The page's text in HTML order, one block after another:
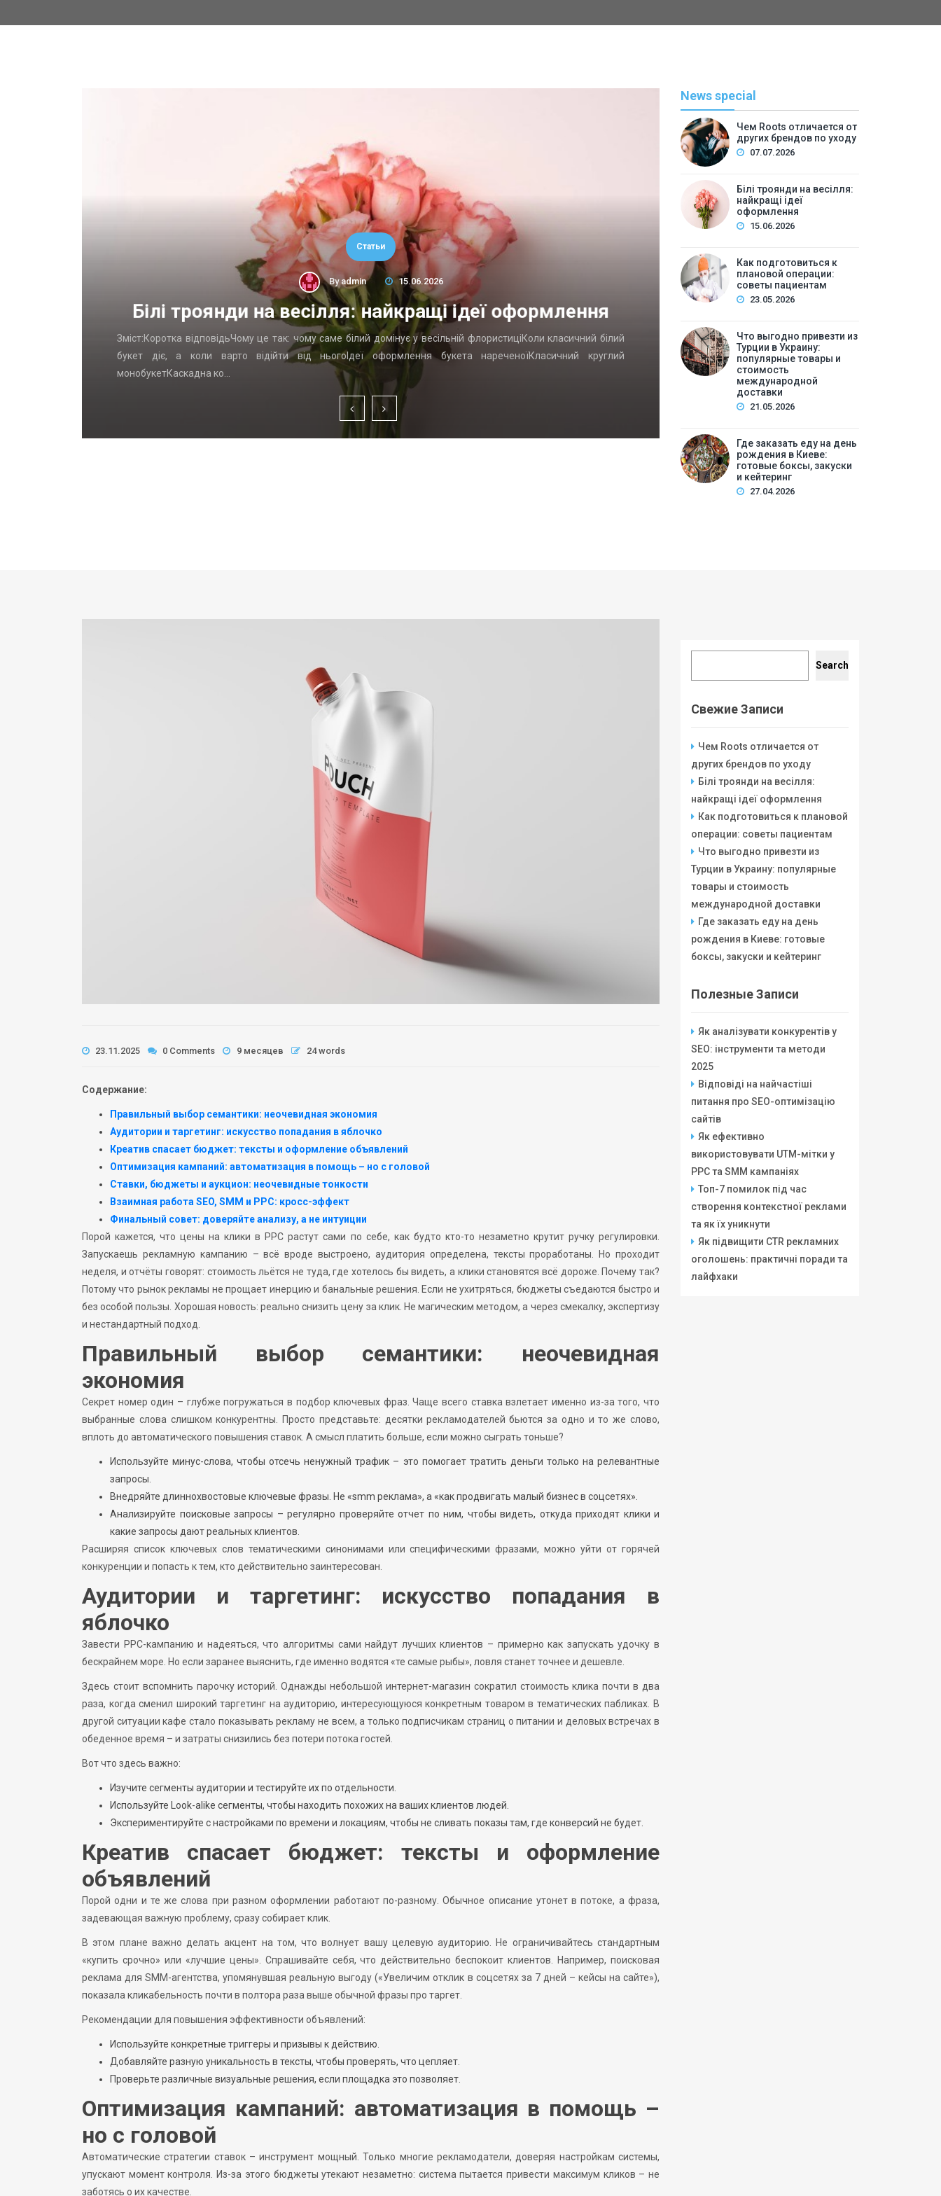
Статьи
By admin 15.06.2026
Білі троянди на весілля: найкращі ідеї оформлення
Зміст:Коротка відповідьЧому це так: чому саме білий домінує у весільній флористиціКоли класичний білий
букет діє, а коли варто відійти від ньогоІдеї оформлення букета нареченоїКласичний круглий
монобукетКаскадна ко…
Как подготовиться к
Содержание:Почему подготовка к операции —
операцииДиагностический этап: что нужно
продолжатьПитание и режим перед опер…
News special
Чем Roots отличается от
других брендов по уходу
07.07.2026
Білі троянди на весілля:
найкращі ідеї
оформлення
15.06.2026
Как подготовиться к
плановой операции:
советы пациентам
23.05.2026
Что выгодно привезти из
Турции в Украину:
популярные товары и
стоимость
международной
доставки
21.05.2026
Где заказать еду на день
рождения в Киеве:
готовые боксы, закуски
и кейтеринг
27.04.2026
23.11.2025 0 Comments 9 месяцев 24 words
Содержание:
Правильный выбор семантики: неочевидная экономия
Аудитории и таргетинг: искусство попадания в яблочко
Креатив спасает бюджет: тексты и оформление объявлений
Оптимизация кампаний: автоматизация в помощь – но с головой
Ставки, бюджеты и аукцион: неочевидные тонкости
Взаимная работа SEO, SMM и PPC: кросс-эффект
Финальный совет: доверяйте анализу, а не интуиции
Порой кажется, что цены на клики в PPC растут сами по себе, как будто кто-то незаметно крутит ручку регулировки.
Запускаешь рекламную кампанию – всё вроде выстроено, аудитория определена, тексты проработаны. Но проходит
неделя, и отчёты говорят: стоимость льётся не туда, где хотелось бы видеть, а клики становятся всё дороже. Почему так?
Потому что рынок рекламы не прощает инерцию и банальные решения. Если не ухитряться, бюджеты съедаются быстро и
без особой пользы. Хорошая новость: реально снизить цену за клик. Не магическим методом, а через смекалку, экспертизу
и нестандартный подход.
Правильный выбор семантики: неочевидная
экономия
Секрет номер один – глубже погружаться в подбор ключевых фраз. Чаще всего ставка взлетает именно из-за того, что
выбранные слова слишком конкурентны. Просто представьте: десятки рекламодателей бьются за одно и то же слово,
вплоть до автоматического повышения ставок. А смысл платить больше, если можно сыграть тоньше?
Используйте минус-слова, чтобы отсечь ненужный трафик – это помогает тратить деньги только на релевантные
запросы.
Внедряйте длиннохвостовые ключевые фразы. Не «smm реклама», а «как продвигать малый бизнес в соцсетях».
Анализируйте поисковые запросы – регулярно проверяйте отчет по ним, чтобы видеть, откуда приходят клики и
какие запросы дают реальных клиентов.
Расширяя список ключевых слов тематическими синонимами или специфическими фразами, можно уйти от горячей
конкуренции и попасть к тем, кто действительно заинтересован.
Аудитории и таргетинг: искусство попадания в
яблочко
Завести PPC-кампанию и надеяться, что алгоритмы сами найдут лучших клиентов – примерно как запускать удочку в
бескрайнем море. Но если заранее выяснить, где именно водятся «те самые рыбы», ловля станет точнее и дешевле.
Здесь стоит вспомнить парочку историй. Однажды небольшой интернет-магазин сократил стоимость клика почти в два
раза, когда сменил широкий таргетинг на аудиторию, интересующуюся конкретным товаром в тематических пабликах. В
другой ситуации кафе стало показывать рекламу не всем, а только подписчикам страниц о питании и деловых встречах в
обеденное время – и затраты снизились без потери потока гостей.
Вот что здесь важно:
Изучите сегменты аудитории и тестируйте их по отдельности.
Используйте Look-alike сегменты, чтобы находить похожих на ваших клиентов людей.
Экспериментируйте с настройками по времени и локациям, чтобы не сливать показы там, где конверсий не будет.
Креатив спасает бюджет: тексты и оформление
объявлений
Порой одни и те же слова при разном оформлении работают по-разному. Обычное описание утонет в потоке, а фраза,
задевающая важную проблему, сразу собирает клик.
В этом плане важно делать акцент на том, что волнует вашу целевую аудиторию. Не ограничивайтесь стандартным
«купить срочно» или «лучшие цены». Спрашивайте себя, что действительно беспокоит клиентов. Например, поисковая
реклама для SMM-агентства, упомянувшая реальную выгоду («Увеличим отклик в соцсетях за 7 дней – кейсы на сайте»),
показала кликабельность почти в полтора раза выше обычной фразы про таргет.
Рекомендации для повышения эффективности объявлений:
Используйте конкретные триггеры и призывы к действию.
Добавляйте разную уникальность в тексты, чтобы проверять, что цепляет.
Проверьте различные визуальные решения, если площадка это позволяет.
Оптимизация кампаний: автоматизация в помощь –
но с головой
Автоматические стратегии ставок – инструмент мощный. Только многие рекламодатели, доверяя настройкам системы,
упускают момент контроля. Из-за этого бюджеты утекают незаметно: система пытается привести максимум кликов – не
заботясь о их качестве.
Search
Свежие Записи
Чем Roots отличается от
других брендов по уходу
Білі троянди на весілля:
найкращі ідеї оформлення
Как подготовиться к плановой
операции: советы пациентам
Что выгодно привезти из
Турции в Украину: популярные
товары и стоимость
международной доставки
Где заказать еду на день
рождения в Киеве: готовые
боксы, закуски и кейтеринг
Полезные Записи
Як аналізувати конкурентів у
SEO: інструменти та методи
2025
Відповіді на найчастіші
питання про SEO-оптимізацію
сайтів
Як ефективно
використовувати UTM-мітки у
PPC та SMM кампаніях
Топ-7 помилок під час
створення контекстної реклами
та як їх уникнути
Як підвищити CTR рекламних
оголошень: практичні поради та
лайфхаки